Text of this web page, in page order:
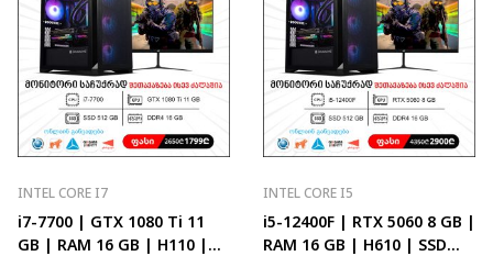
INTEL CORE I7
i7-7700 | GTX 1080 Ti 11
GB | RAM 16 GB | H110 |
INTEL CORE I5
i5-12400F | RTX 5060 8 GB |
RAM 16 GB | H610 | SSD